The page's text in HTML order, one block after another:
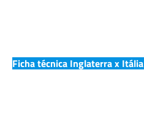
Ficha técnica Inglaterra x Itália